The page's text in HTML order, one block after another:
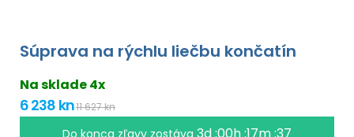
Súprava na rýchlu liečbu končatín
Na sklade 4x
6 238 kn11 627 kn